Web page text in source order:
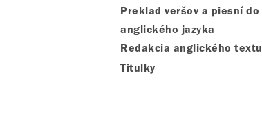
Preklad veršov a piesní do
anglického jazyka
Redakcia anglického textu
Titulky